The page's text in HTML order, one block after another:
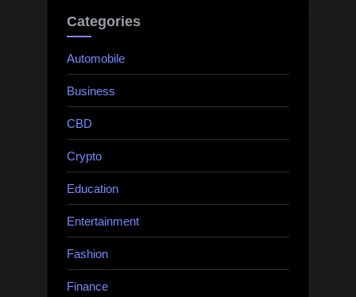
Categories
Automobile
Business
CBD
Crypto
Education
Entertainment
Fashion
Finance